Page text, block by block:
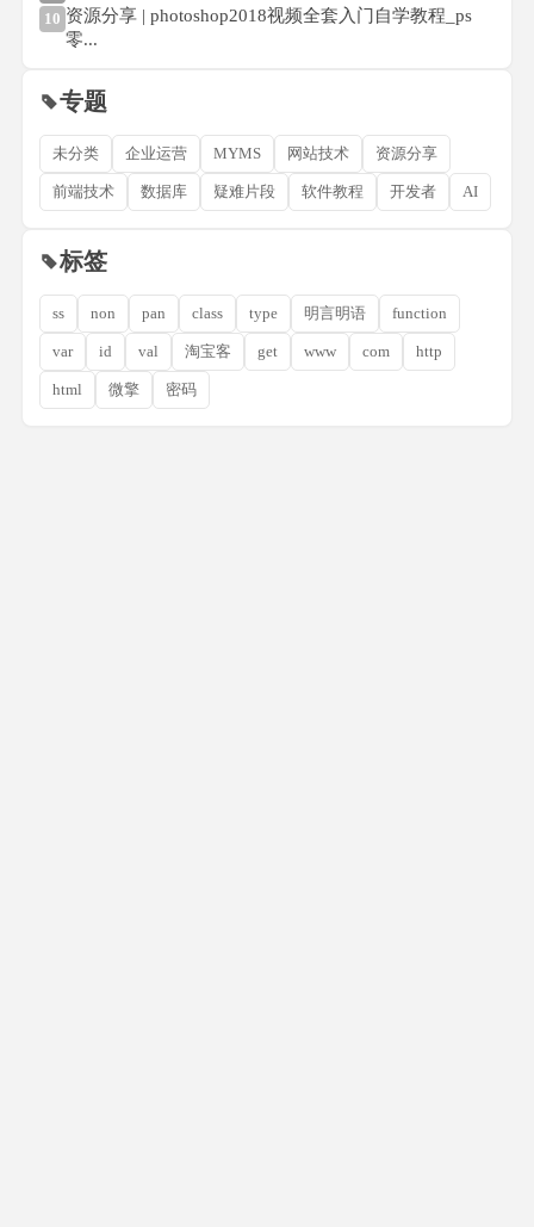
10 资源分享 | photoshop2018视频全套入门自学教程_ps
零...
专题
未分类 企业运营 MYMS 网站技术 资源分享
前端技术 数据库 疑难片段 软件教程 开发者 AI
标签
ss non pan class type 明言明语 function
var id val 淘宝客 get www com http
html 微擎 密码